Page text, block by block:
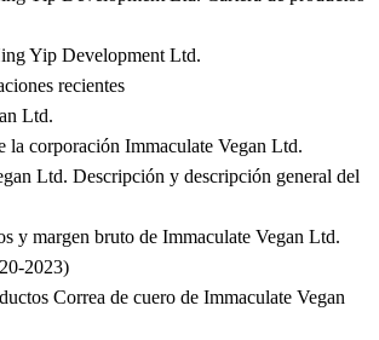
Yip Development Ltd.
recientes
Ltd.
la corporación Immaculate Vegan Ltd.
Ltd. Descripción y descripción general del
y margen bruto de Immaculate Vegan Ltd.
2023)
Correa de cuero de Immaculate Vegan